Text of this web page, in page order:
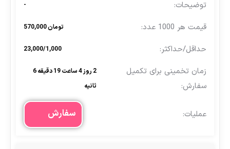
-
تومان 570,000
23,000/1,000
2 روز 4 ساعت 19 دقیقه 6
ثانیه
سفارش